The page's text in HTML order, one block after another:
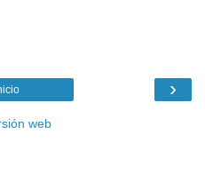
›
web